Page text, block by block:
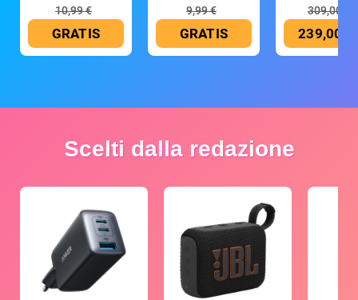
10,99 €
GRATIS
9,99 €
GRATIS
309,00 €
239,00 €
Scelti dalla redazione